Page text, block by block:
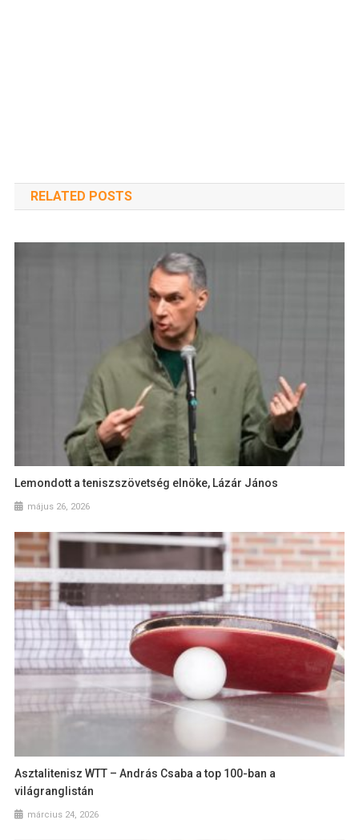
RELATED POSTS
Lemondott a teniszszövetség elnöke, Lázár János
május 26, 2026
Asztalitenisz WTT – András Csaba a top 100-ban a
világranglistán
március 24, 2026